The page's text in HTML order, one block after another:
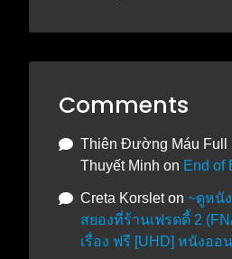
Comments
Thiên Đường Máu Full
Thuyết Minh on End of
Creta Korsleton ~ดูหนั
สยองที่ร้านเฟรดดี้ 2
เรื่อง ฟรี [UHD] หนังออ